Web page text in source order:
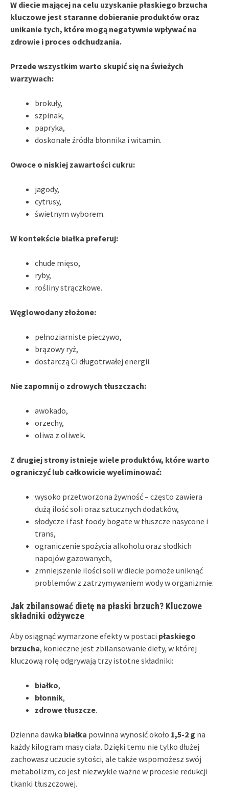
W diecie mającej na celu uzyskanie płaskiego brzucha
kluczowe jest staranne dobieranie produktów oraz
unikanie tych, które mogą negatywnie wpływać na
zdrowie i proces odchudzania.
Przede wszystkim warto skupić się na świeżych
warzywach:
brokuły,
szpinak,
papryka,
doskonałe źródła błonnika i witamin.
Owoce o niskiej zawartości cukru:
jagody,
cytrusy,
świetnym wyborem.
W kontekście białka preferuj:
chude mięso,
ryby,
rośliny strączkowe.
Węglowodany złożone:
pełnoziarniste pieczywo,
brązowy ryż,
dostarczą Ci długotrwałej energii.
Nie zapomnij o zdrowych tłuszczach:
awokado,
orzechy,
oliwa z oliwek.
Z drugiej strony istnieje wiele produktów, które warto
ograniczyć lub całkowicie wyeliminować:
wysoko przetworzona żywność – często zawiera
dużą ilość soli oraz sztucznych dodatków,
słodycze i fast foody bogate w tłuszcze nasycone i
trans,
ograniczenie spożycia alkoholu oraz słodkich
napojów gazowanych,
zmniejszenie ilości soli w diecie pomoże uniknąć
problemów z zatrzymywaniem wody w organizmie.
Jak zbilansować dietę na płaski brzuch? Kluczowe
składniki odżywcze
Aby osiągnąć wymarzone efekty w postaci płaskiego
brzucha, konieczne jest zbilansowanie diety, w której
kluczową rolę odgrywają trzy istotne składniki:
białko,
błonnik,
zdrowe tłuszcze.
Dzienna dawka białka powinna wynosić około 1,5-2 g na
każdy kilogram masy ciała. Dzięki temu nie tylko dłużej
zachowasz uczucie sytości, ale także wspomożesz swój
metabolizm, co jest niezwykle ważne w procesie redukcji
tkanki tłuszczowej.